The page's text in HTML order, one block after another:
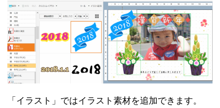
「イラスト」ではイラスト素材を追加できます。